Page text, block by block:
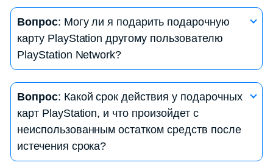
— Подтвердить операцию, и баланс будет
пополнен.
Выбор зависит от доступных продуктов в
PlayStation Store.
Ответ: Для проверки баланса на вашей
подарочной карте PlayStation, выполните
следующие шаги:
— Зайдите в свой аккаунт PSN.
«Бумажник».
— Выберите «История транзакций» или «Баланс
Вопрос: Могу ли я подарить подарочную
карту PlayStation другому пользователю
PlayStation Network?
Ответ: Да, вы можете подарить подарочную
карту PlayStation другому пользователю PSN.
Для этого вам нужно сообщить им код с карты.
Они могут активировать карту на своем аккаунте
и использовать средства для покупок.
Вопрос: Какой срок действия у подарочных
карт PlayStation, и что произойдет с
неиспользованным остатком средств после
истечения срока?